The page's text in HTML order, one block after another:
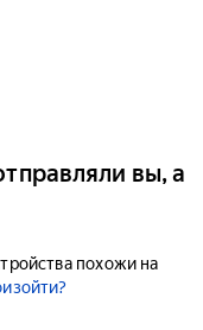
вы, а
похожи на